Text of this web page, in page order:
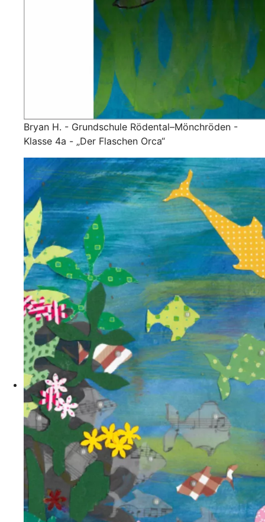
Bryan H. - Grundschule Rödental–Mönchröden -
Klasse 4a - „Der Flaschen Orca“